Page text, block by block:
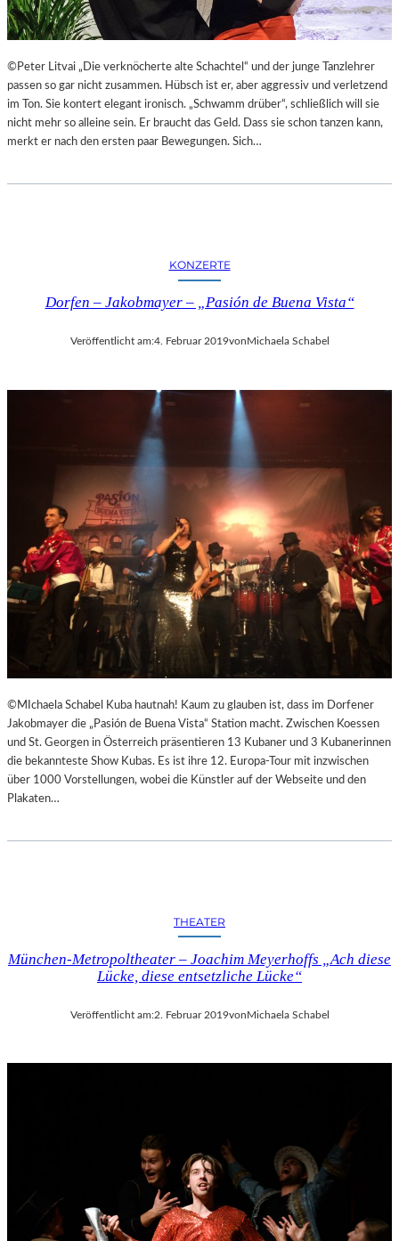
©Peter Litvai „Die verknöcherte alte Schachtel“ und der junge Tanzlehrer
passen so gar nicht zusammen. Hübsch ist er, aber aggressiv und verletzend
im Ton. Sie kontert elegant ironisch. „Schwamm drüber“, schließlich will sie
nicht mehr so alleine sein. Er braucht das Geld. Dass sie schon tanzen kann,
merkt er nach den ersten paar Bewegungen. Sich…
KONZERTE
Dorfen – Jakobmayer – „Pasión de Buena Vista“
Veröffentlicht am:4. Februar 2019von Michaela Schabel
©MIchaela Schabel Kuba hautnah! Kaum zu glauben ist, dass im Dorfener
Jakobmayer die „Pasión de Buena Vista“ Station macht. Zwischen Koessen
und St. Georgen in Österreich präsentieren 13 Kubaner und 3 Kubanerinnen
die bekannteste Show Kubas. Es ist ihre 12. Europa-Tour mit inzwischen
über 1000 Vorstellungen, wobei die Künstler auf der Webseite und den
Plakaten…
THEATER
München-Metropoltheater – Joachim Meyerhoffs „Ach diese
Lücke, diese entsetzliche Lücke“
Veröffentlicht am:2. Februar 2019vonMichaela Schabel